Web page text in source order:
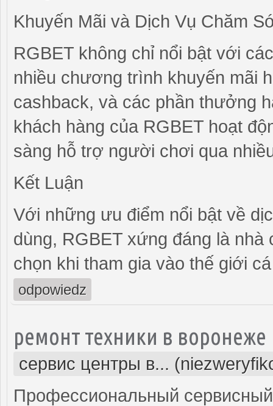
Khuyến Mãi và Dịch Vụ Chăm
RGBET không chỉ nổi bật với
nhiều chương trình khuyến mãi
cashback, và các phần thưởng
khách hàng của RGBET hoạt
sàng hỗ trợ người chơi qua
Kết Luận
Với những ưu điểm nổi bật về
dùng, RGBET xứng đáng là
chọn khi tham gia vào thế giới
odpowiedz
ремонт техники в воронеже
сервис центры в...
Профессиональный